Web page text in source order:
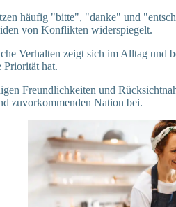
häufig "bitte", "danke" und
von Konflikten widerspiegelt.
Verhalten zeigt sich im Alltag und
Priorität hat.
Freundlichkeiten und
zuvorkommenden Nation bei.